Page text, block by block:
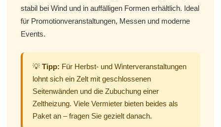
stabil bei Wind und in auffälligen Formen erhältlich. Ideal
für Promotionveranstaltungen, Messen und moderne
Events.
💡 Tipp: Für Herbst- und Winterveranstaltungen
lohnt sich ein Zelt mit geschlossenen
Seitenwänden und die Zubuchung einer
Zeltheizung. Viele Vermieter bieten beides als
Paket an – fragen Sie gezielt danach.